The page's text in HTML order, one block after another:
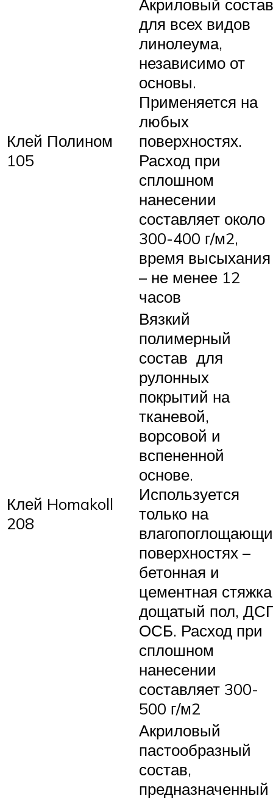
Клей Полином
105
Акриловый состав
для всех видов
линолеума,
независимо от
основы.
Применяется на
любых
поверхностях.
Расход при
сплошном
нанесении
составляет около
300-400 г/м2,
время высыхания
– не менее 12
часов
Клей Homakoll
208
Вязкий
полимерный
состав для
рулонных
покрытий на
тканевой,
ворсовой и
вспененной
основе.
Используется
только на
поверхностях –
бетонная и
цементная
дощатый пол,
ОСБ. Расход при
сплошном
нанесении
составляет 300-
500 г/м2
Акриловый
пастообразный
состав,
предназначенный